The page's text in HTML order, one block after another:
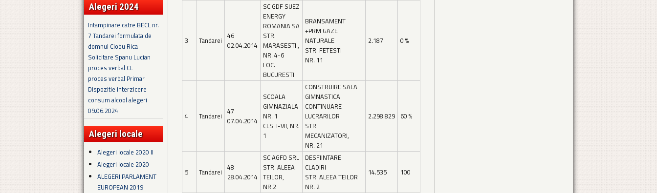
Alegeri 2024
Intampinare catre BECL nr.
7 Tandarei formulata de
domnul Ciobu Rica
Solicitare Spanu Lucian
proces verbal CL
proces verbal Primar
Dispozitie interzicere
consum alcool alegeri
09.06.2024
Alegeri locale
Alegeri locale 2020 II
Alegeri locale 2020
ALEGERI PARLAMENT
EUROPEAN 2019
3 Tandarei 46
02.04.2014
SC GDF SUEZ
ENERGY
ROMANIA SA
STR.
MARASESTI ,
NR. 4-6
LOC.
BUCURESTI
BRANSAMENT
+PRM GAZE
NATURALE
STR. FETESTI
NR. 11
2.187 0 %
4 Tandarei 47
07.04.2014
SCOALA
GIMNAZIALA
NR. 1
CLS. I-VII, NR.
1
CONSTRUIRE SALA
GIMNASTICA
CONTINUARE
LUCRARILOR
STR.
MECANIZATORI,
NR. 21
2.298.829 60 %
5 Tandarei 48
28.04.2014
SC AGFD SRL
STR. ALEEA
TEILOR,
NR.2
DESFIINTARE
CLADIRI
STR. ALEEA TEILOR
NR. 2
14.535 100